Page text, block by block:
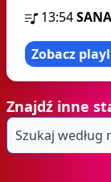
13:54
Zobacz
Znajdź inne